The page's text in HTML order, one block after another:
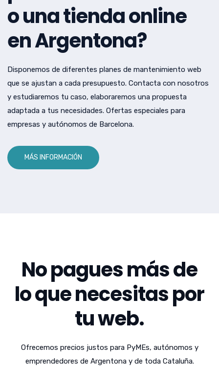
o una tienda online
en Argentona?
Disponemos de diferentes planes de mantenimiento web
que se ajustan a cada presupuesto. Contacta con nosotros
y estudiaremos tu caso, elaboraremos una propuesta
adaptada a tus necesidades. Ofertas especiales para
empresas y autónomos de Barcelona.
MÁS INFORMACIÓN
No pagues más de
lo que necesitas por
tu web.
Ofrecemos precios justos para PyMEs, autónomos y
emprendedores de Argentona y de toda Cataluña.